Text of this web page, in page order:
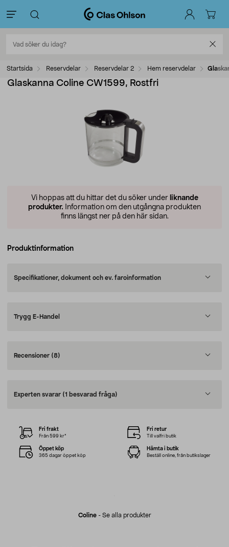
Startsida Reservdelar Reservdelar 2 Hem reservdelar
Glaskanna Coline CW1599, Rostfri
Vi hoppas att du hittar det du söker under liknande
produkter. Information om den utgångna produkten
finns längst ner på den här sidan.
Produktinformation
Specifikationer, dokument och ev. faroinformation
Trygg E-Handel
Recensioner (8)
Experten svarar (1 besvarad fråga)
Coline- Se alla produkter
Fri frakt
Från 599 kr*
Fri retur
Till valfri butik
Öppet köp
365 dagar öppet köp
Hämta i butik
Beställ online, från butikslager